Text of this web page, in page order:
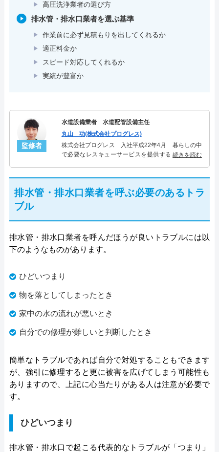
高圧洗浄業者の選び方
排水管・排水口業者を選ぶ基準
作業前に必ず見積もりを出してくれるか
適正料金か
スピード対応してくれるか
実績が豊富か
監修者
水道設備業者 水道配管設備主任
丸山 功(株式会社プログレス)
株式会社プログレス 入社平成22年4月 暮らしの中
で必要なレスキューサービスを提供する株式会社プ
シャリスト。
続きを読む
排水管・排水口業者を呼ぶ必要のあるトラ
ブル
排水管・排水口業者を呼んだほうが良いトラブルには以
下のようなものがあります。
ひどいつまり
物を落としてしまったとき
家中の水の流れが悪いとき
自分での修理が難しいと判断したとき
簡単なトラブルであれば自分で対処することもできます
が、強引に修理すると更に被害を広げてしまう可能性も
ありますので、上記に心当たりがある人は注意が必要で
す。
ひどいつまり
排水管・排水口で起こる代表的なトラブルが「つまり」